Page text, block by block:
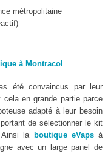
métropolitaine
à Montracol
été convaincus par leur
en grande partie parce
adapté à leur besoin
de sélectionner le kit
Ainsi la boutique eVapsà
avec un large panel de